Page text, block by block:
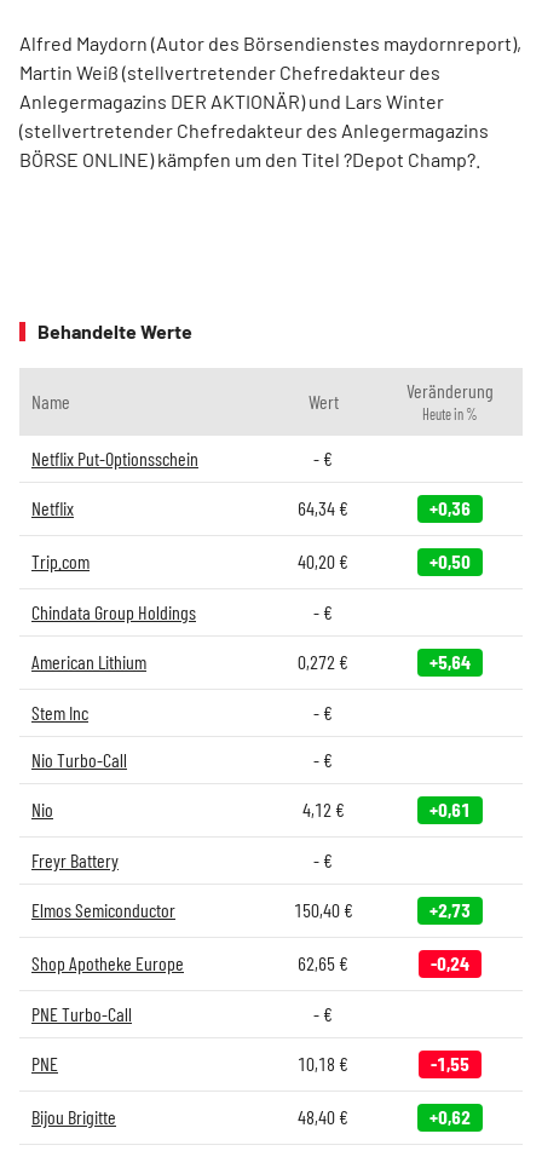
Alfred Maydorn (Autor des Börsendienstes maydornreport),
Martin Weiß (stellvertretender Chefredakteur des
Anlegermagazins DER AKTIONÄR) und Lars Winter
(stellvertretender Chefredakteur des Anlegermagazins
BÖRSE ONLINE) kämpfen um den Titel ?Depot Champ?.
Behandelte Werte
Name Wert Veränderung
Heute in %
Netflix Put-Optionsschein - €
Netflix 64,34 € +0,36
Trip.com 40,20 € +0,50
Chindata Group Holdings - €
American Lithium 0,272 € +5,64
Stem Inc - €
Nio Turbo-Call - €
Nio 4,12 € +0,61
Freyr Battery - €
Elmos Semiconductor 150,40€ +2,73
Shop Apotheke Europe 62,65 € -0,24
PNE Turbo-Call - €
PNE 10,18 € -1,55
Bijou Brigitte 48,40 € +0,62